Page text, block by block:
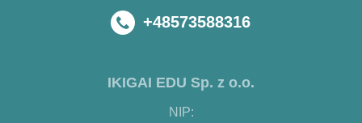
NIP:
+48573588316
IKIGAI EDU Sp. z o.o.